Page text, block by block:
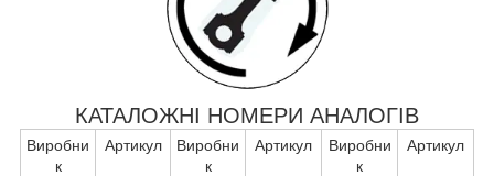
КАТАЛОЖНІ НОМЕРИ АНАЛОГІВ
Виробни
к
Артикул
Виробни
к
Артикул
Виробни
к
Артикул